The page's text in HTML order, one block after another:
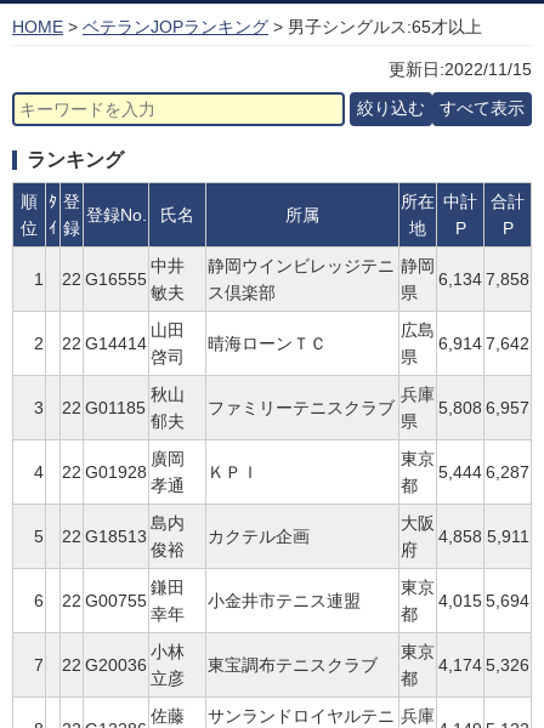
HOME > ベテランJOPランキング > 男子シングルス:65才以上
更新日:2022/11/15
ランキング
順
位
ﾀ
ｲ
登
録
登録No. 氏名 所属
所在
地
中計
P
合計
P
1 22 G16555
中井
敏夫
静岡ウインビレッジテニ
ス倶楽部
静岡
県
6,1347,858
2 22 G14414
山田
啓司
晴海ローンＴＣ
広島
県
6,9147,642
3 22 G01185
秋山
郁夫
ファミリーテニスクラブ
兵庫
県
5,808 6,957
4 22 G01928
廣岡
孝通
ＫＰＩ
東京
都
5,4446,287
5 22 G18513
島内
俊裕
カクテル企画
大阪
府
4,858 5,911
6 22 G00755
鎌田
幸年
小金井市テニス連盟
東京
都
4,0155,694
7 22 G20036
小林
立彦
東宝調布テニスクラブ
東京
都
4,1745,326
佐藤 サンランドロイヤルテニ 兵庫